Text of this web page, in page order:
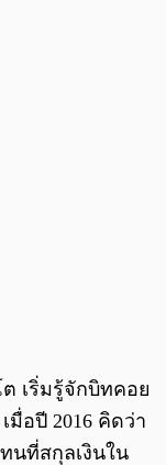
เริ่มรู้จักบิทคอย
มื่อปี 2016 คิดว่า
นที่สกุลเงินใน